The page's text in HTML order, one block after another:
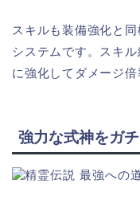
スキルも装備強化と
システムです。スキ
に強化してダメージ倍
強力な式神をガ